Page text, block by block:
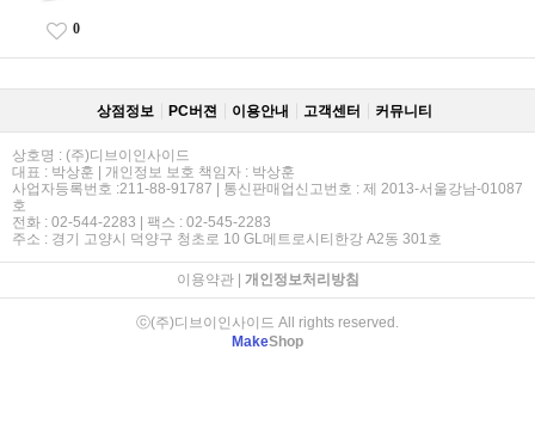
0
상점정보 PC버젼 이용안내 고객센터 커뮤니티
상호명 : (주)디브이인사이드
대표 : 박상훈 | 개인정보 보호 책임자 : 박상훈
사업자등록번호 :211-88-91787 | 통신판매업신고번호 : 제 2013-서울강남-01087
호
전화 : 02-544-2283 | 팩스 : 02-545-2283
주소 : 경기 고양시 덕양구 청초로 10 GL메트로시티한강 A2동 301호
이용약관| 개인정보처리방침
ⓒ(주)디브이인사이드 All rights reserved.
MakeShop